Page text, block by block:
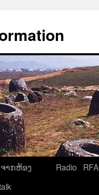
ຈາກຫ້ອງ
Radio RFA